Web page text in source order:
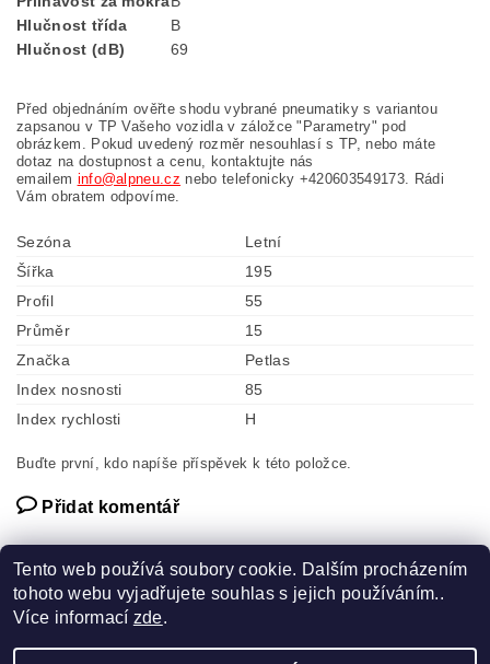
Hlučnost třída
B
Hlučnost (dB)
69
Před objednáním ověřte shodu vybrané pneumatiky s variantou
zapsanou v TP Vašeho vozidla v záložce "Parametry" pod
obrázkem. Pokud uvedený rozměr nesouhlasí s TP, nebo máte
dotaz na dostupnost a cenu, kontaktujte nás
emailem info@alpneu.cz nebo telefonicky +420603549173. Rádi
Vám obratem odpovíme.
Sezóna
Letní
Šířka
195
Profil
55
Průměr
15
Značka
Petlas
Index nosnosti
85
Index rychlosti
H
Buďte první, kdo napíše příspěvek k této položce.
Přidat komentář
Tento web používá soubory cookie. Dalším procházením
tohoto webu vyjadřujete souhlas s jejich používáním..
Více informací zde.